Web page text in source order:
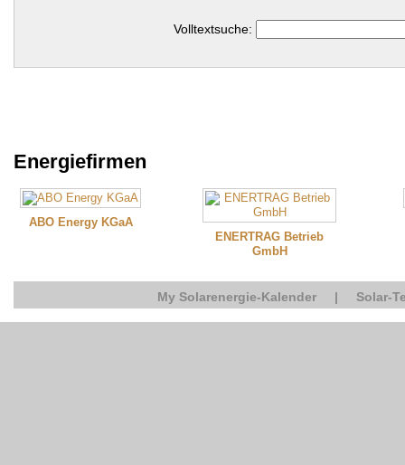
Volltextsuche:
Energiefirmen
ABO Energy KGaA
ENERTRAG Betrieb
GmbH
My Solarenergie-Kalender | Solar-